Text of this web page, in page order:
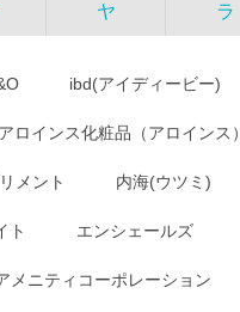
ヤ ラ
ibd(アイディービー)
ロインス化粧品（アロインス）
メント 内海(ウツミ)
ト エンシェールズ
メニティコーポレーション